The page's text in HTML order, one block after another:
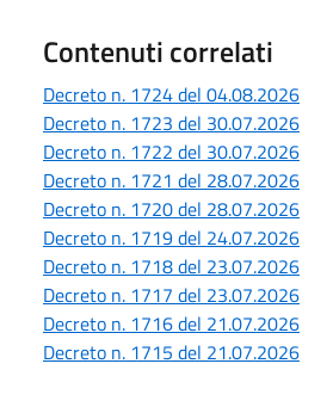
Contenuti correlati
Decreto n. 1724 del 04.08.2026
Decreto n. 1723 del 30.07.2026
Decreto n. 1722 del 30.07.2026
Decreto n. 1721 del 28.07.2026
Decreto n. 1720 del 28.07.2026
Decreto n. 1719 del 24.07.2026
Decreto n. 1718 del 23.07.2026
Decreto n. 1717 del 23.07.2026
Decreto n. 1716 del 21.07.2026
Decreto n. 1715 del 21.07.2026